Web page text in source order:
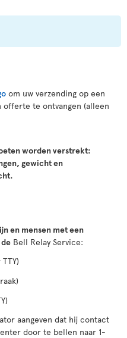
om uw verzending op een
te ontvangen (alleen
worden verstrekt:
gewicht en
en mensen met een
Bell Relay Service:
aangeven dat hij contact
door te bellen naar 1-